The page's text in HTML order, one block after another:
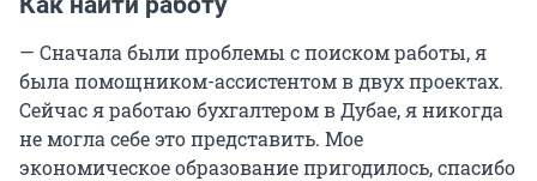
— Сначала были проблемы с поиском работы, я
была помощником-ассистентом в двух проектах.
Сейчас я работаю бухгалтером в Дубае, я никогда
не могла себе это представить. Мое
экономическое образование пригодилось, спасибо